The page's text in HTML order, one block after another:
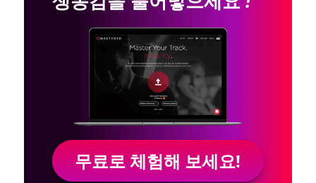
무료로 체험해 보세요!